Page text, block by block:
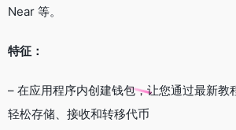
Near 等。
特征：
– 在应用程序内创建钱包，让您通过最新教
轻松存储、接收和转移代币